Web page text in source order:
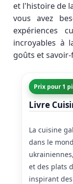
et l'histoire de
vous avez
expériences
incroyables à
goûts et
Prix pour 1
Livre
La cuisine
dans le
et des plats
inspirant